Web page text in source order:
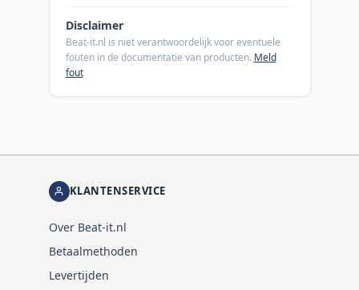
Disclaimer
Beat-it.nl is niet verantwoordelijk voor eventuele
fouten in de documentatie van producten. Meld
fout
KLANTENSERVICE
Over Beat-it.nl
Betaalmethoden
Levertijden